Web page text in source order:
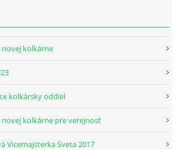
Číslo účtu: IBAN
tj.rakovice.kolky@gmail.com
novej kolkárne
kolkársky oddiel
novej kolkárne pre verejnosť
Vicemajsterka Sveta 2017